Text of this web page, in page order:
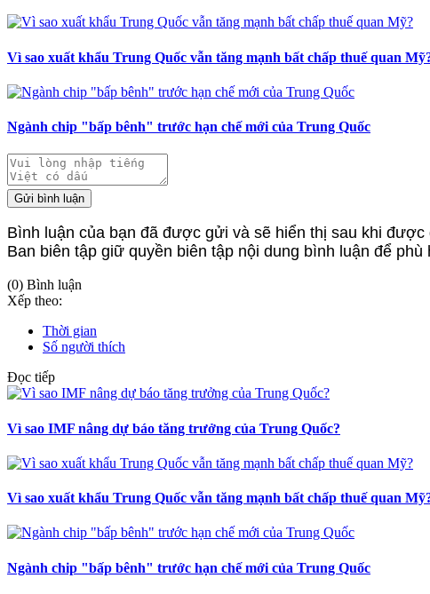
Vì sao xuất khẩu Trung Quốc vẫn tăng mạnh bất chấp thuế quan
Ngành chip "bấp bênh" trước hạn chế mới của Trung Quốc
Gửi bình luận
Bình luận của bạn đã được gửi và sẽ hiển thị sau khi được
Ban biên tập giữ quyền biên tập nội dung bình luận để
(0) Bình luận
Xếp theo:
Thời gian
Số người thích
Đọc tiếp
Vì sao IMF nâng dự báo tăng trưởng của Trung Quốc?
Vì sao xuất khẩu Trung Quốc vẫn tăng mạnh bất chấp thuế quan
Ngành chip "bấp bênh" trước hạn chế mới của Trung Quốc